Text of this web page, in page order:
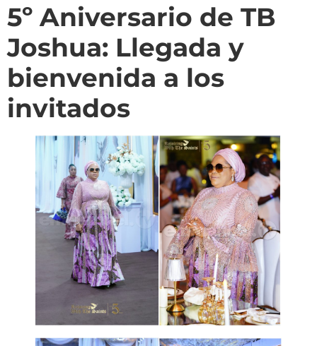
5º Aniversario de TB
Joshua: Llegada y
bienvenida a los
invitados